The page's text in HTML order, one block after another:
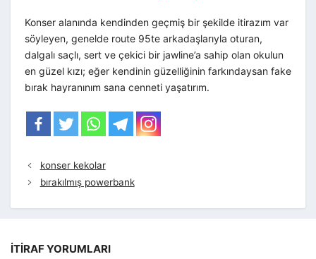
Konser alanında kendinden geçmiş bir şekilde itirazım var
söyleyen, genelde route 95te arkadaşlarıyla oturan,
dalgalı saçlı, sert ve çekici bir jawline’a sahip olan okulun
en güzel kızı; eğer kendinin güzelliğinin farkındaysan fake
bırak hayranınım sana cenneti yaşatırım.
konser kekolar
bırakılmış powerbank
İTIRAF YORUMLARI